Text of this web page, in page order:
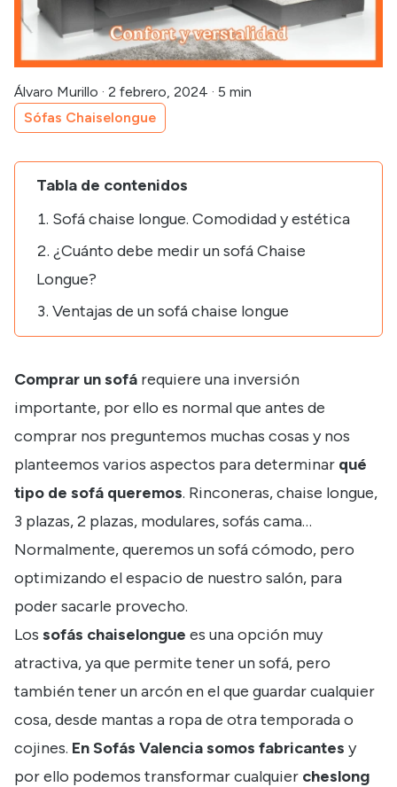
Álvaro Murillo · 2 febrero, 2024 · 5 min
Sófas Chaiselongue
Tabla de contenidos
Sofá chaise longue. Comodidad y estética
¿Cuánto debe medir un sofá Chaise
Longue?
Ventajas de un sofá chaise longue
Comprar un sofá requiere una inversión
importante, por ello es normal que antes de
comprar nos preguntemos muchas cosas y nos
planteemos varios aspectos para determinar qué
tipo de sofá queremos. Rinconeras, chaise longue,
3 plazas, 2 plazas, modulares, sofás cama…
Normalmente, queremos un sofá cómodo, pero
optimizando el espacio de nuestro salón, para
poder sacarle provecho.
Los sofás chaiselongue es una opción muy
atractiva, ya que permite tener un sofá, pero
también tener un arcón en el que guardar cualquier
cosa, desde mantas a ropa de otra temporada o
cojines. En Sofás Valencia somos fabricantes y
por ello podemos transformar cualquier cheslong